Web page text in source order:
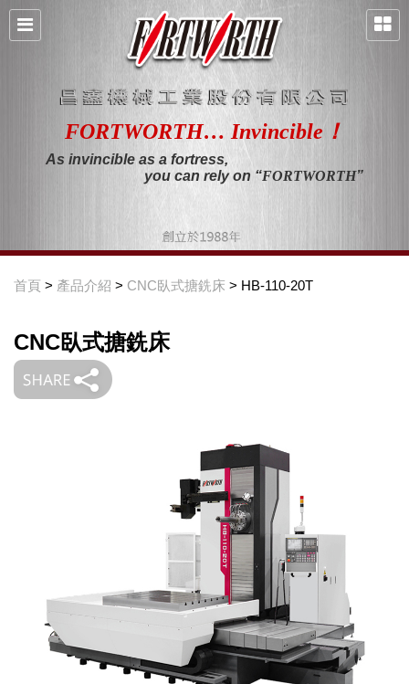
FORTWORTH… Invincible！
As invincible as a fortress,
you can rely on “FORTWORTH”
首頁 > 產品介紹 > CNC臥式搪銑床 > HB-110-20T
CNC臥式搪銑床